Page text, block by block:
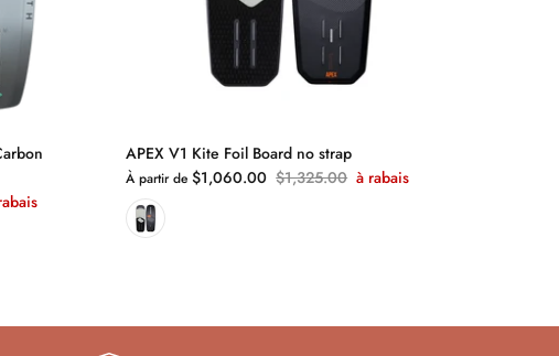
APEX V1 Kite Foil Board no strap
À partir de $1,060.00 $1,325.00 à rabais